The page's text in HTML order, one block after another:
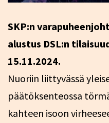
SKP:n
alustus DSL:n
15.11.2024.
Nuoriin liittyvässä
päätöksenteossa
kahteen isoon